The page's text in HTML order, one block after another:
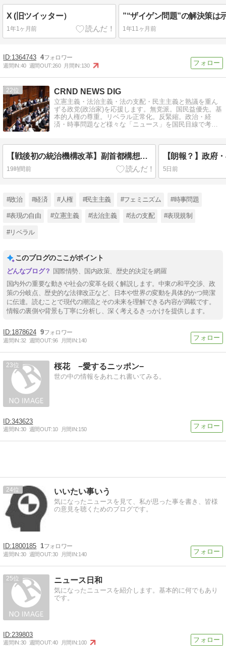
X (旧ツイッター）
1年1ヶ月前 1年11ヶ月前
1364743 4
週間IN:40 週間OUT:260 月間IN:130
22 CRND NEWS DIG
立憲主義・法治主義・法の支配・民主主義と熟議を重ん
ずる政党(政治家)を応援します。無党派。国民益優先。基
本的人権の尊重。リベラル正常化。反緊縮。政治・経
済・時事問題など様々な「ニュース」を国民目線で考え
【戦後初の統治機構改革】副首都構想関連法案「チームみらい」の「2票」で可決・成立！日本維新の会の「大阪ありき」に振り回された特別国会閉幕！吉村洋文代表は統一地方選挙と大阪都構想の住民投票の「同日実施」を表明で批判殺到！
19時間前 5日前
#政治 #経済 #人権 #民主主義 #フェミニズム #時事問題
#表現の自由 #立憲主義 #法治主義 #法の支配 #表現規制
#リベラル
このブログのここがポイント
国際情勢、国内政策、歴史的決定を網羅
国内外の重要な動きや社会の変革を鋭く解説します。中東の和平交渉、政
策の分岐点、歴史的な法律改正など、日本や世界の変動を具体的かつ簡潔
に伝達。読むことで現代の潮流とその未来を理解できる内容が満載です。
情報の裏側や背景も丁寧に分析し、深く考えるきっかけを提供します。
1878624 9
週間IN:32 週間OUT:96 月間IN:140
23 桜花 −愛するニッポン−
世の中の情報をあれこれ書いてみる。
343623
週間IN:30 週間OUT:10 月間IN:150
24 いいたい事いう
気になったニュースを見て、私が思った事を書き、皆様
の意見を聴くためのブログです。
1800185 1
週間IN:30 週間OUT:30 月間IN:140
25 ニュース日和
気になったニュースを紹介します。基本的に何でもあり
です。
239803
週間IN:30 週間OUT:40 月間IN:100